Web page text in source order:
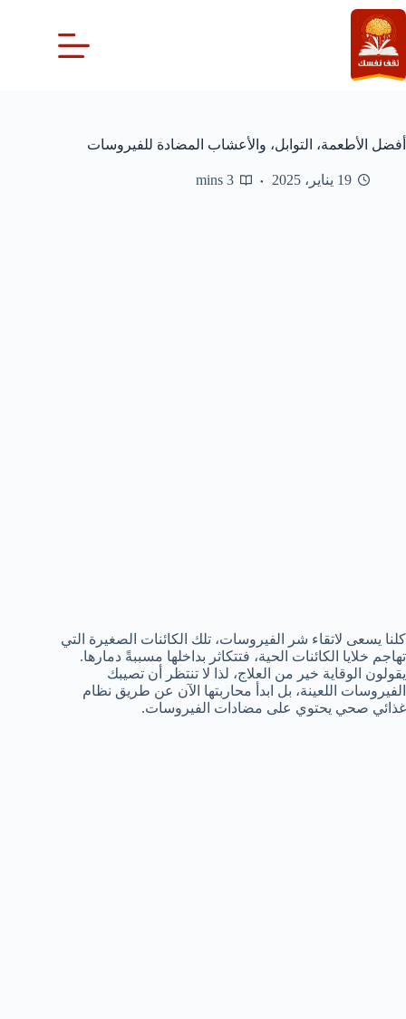
التجاوز
إلى
المحتوى
أفضل الأطعمة، التوابل، والأعشاب المضادة للفيروسات
19 يناير، 2025 3 mins
كلنا يسعى لاتقاء شر الفيروسات، تلك الكائنات الصغيرة التي
تهاجم خلايا الكائنات الحية، فتتكاثر بداخلها مسببةً دمارها.
يقولون الوقاية خير من العلاج، لذا لا تنتظر أن تصيبك
الفيروسات اللعينة، بل ابدأ محاربتها الآن عن طريق نظام
غذائي صحي يحتوي على مضادات الفيروسات.